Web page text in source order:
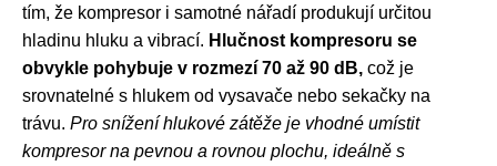
tím, že kompresor i samotné nářadí produkují určitou
hladinu hluku a vibrací. Hlučnost kompresoru se
obvykle pohybuje v rozmezí 70 až 90 dB, což je
srovnatelné s hlukem od vysavače nebo sekačky na
trávu. Pro snížení hlukové zátěže je vhodné umístit
kompresor na pevnou a rovnou plochu, ideálně s